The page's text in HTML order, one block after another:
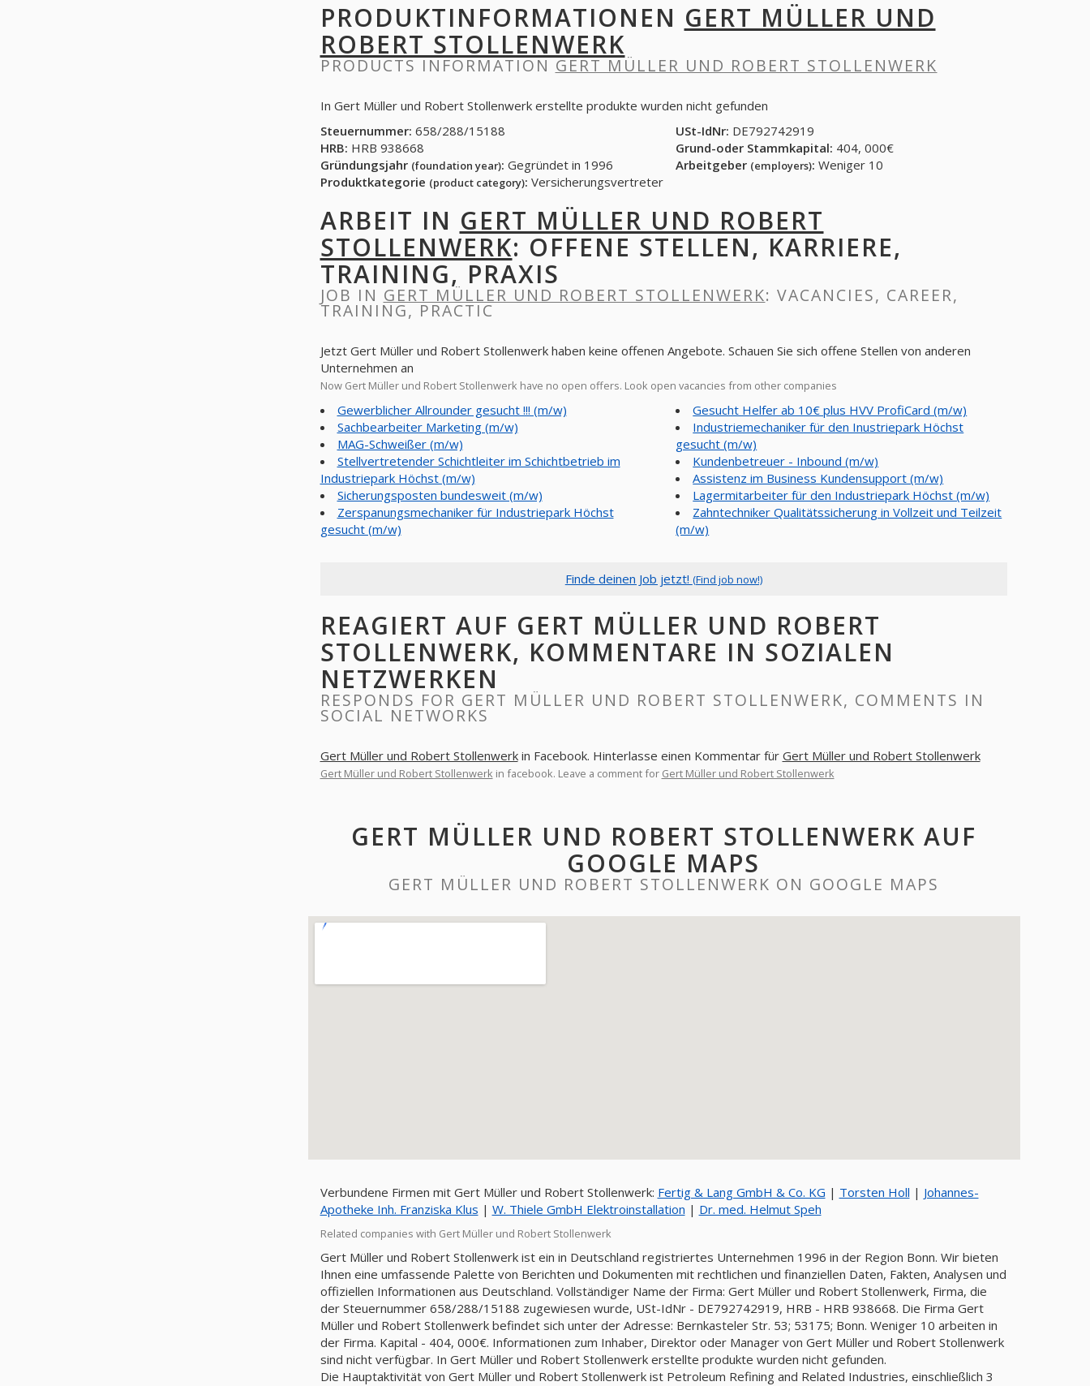
PRODUKTINFORMATIONEN GERT MÜLLER UND
ROBERT STOLLENWERK
PRODUCTS INFORMATION GERT MÜLLER UND ROBERT STOLLENWERK
In Gert Müller und Robert Stollenwerk erstellte produkte wurden nicht gefunden
Steuernummer: 658/288/15188 USt-IdNr: DE792742919
HRB: HRB 938668 Grund-oder Stammkapital: 404, 000€
Gründungsjahr (foundation year): Gegründet in 1996 Arbeitgeber (employers): Weniger 10
Produktkategorie (product category): Versicherungsvertreter
ARBEIT IN GERT MÜLLER UND ROBERT
STOLLENWERK: OFFENE STELLEN, KARRIERE,
TRAINING, PRAXIS
JOB IN GERT MÜLLER UND ROBERT STOLLENWERK: VACANCIES, CAREER,
TRAINING, PRACTIC
Jetzt Gert Müller und Robert Stollenwerk haben keine offenen Angebote. Schauen Sie sich offene Stellen von anderen
Unternehmen an
Now Gert Müller und Robert Stollenwerk have no open offers. Look open vacancies from other companies
Gewerblicher Allrounder gesucht !!! (m/w)
Sachbearbeiter Marketing (m/w)
MAG-Schweißer (m/w)
Stellvertretender Schichtleiter im Schichtbetrieb im
Industriepark Höchst (m/w)
Sicherungsposten bundesweit (m/w)
Zerspanungsmechaniker für Industriepark Höchst
gesucht (m/w)
Gesucht Helfer ab 10€ plus HVV ProfiCard (m/w)
Industriemechaniker für den Inustriepark Höchst
gesucht (m/w)
Kundenbetreuer - Inbound (m/w)
Assistenz im Business Kundensupport (m/w)
Lagermitarbeiter für den Industriepark Höchst (m/w)
Zahntechniker Qualitätssicherung in Vollzeit und Teilzeit
(m/w)
Finde deinen Job jetzt! (Find job now!)
REAGIERT AUF GERT MÜLLER UND ROBERT
STOLLENWERK, KOMMENTARE IN SOZIALEN
NETZWERKEN
RESPONDS FOR GERT MÜLLER UND ROBERT STOLLENWERK, COMMENTS IN
SOCIAL NETWORKS
Gert Müller und Robert Stollenwerkin Facebook. Hinterlasse einen Kommentar für Gert Müller und Robert Stollenwerk
Gert Müller und Robert Stollenwerk in facebook. Leave a comment for Gert Müller und Robert Stollenwerk
GERT MÜLLER UND ROBERT STOLLENWERK AUF
GOOGLE MAPS
GERT MÜLLER UND ROBERT STOLLENWERK ON GOOGLE MAPS
Verbundene Firmen mit Gert Müller und Robert Stollenwerk: Fertig & Lang GmbH & Co. KG | Torsten Holl | Johannes-
Apotheke Inh. Franziska Klus | W. Thiele GmbH Elektroinstallation | Dr. med. Helmut Speh
Related companies with Gert Müller und Robert Stollenwerk
Gert Müller und Robert Stollenwerk ist ein in Deutschland registriertes Unternehmen 1996 in der Region Bonn. Wir bieten
Ihnen eine umfassende Palette von Berichten und Dokumenten mit rechtlichen und finanziellen Daten, Fakten, Analysen und
offiziellen Informationen aus Deutschland. Vollständiger Name der Firma: Gert Müller und Robert Stollenwerk, Firma, die
der Steuernummer 658/288/15188 zugewiesen wurde, USt-IdNr - DE792742919, HRB - HRB 938668. Die Firma Gert
Müller und Robert Stollenwerk befindet sich unter der Adresse: Bernkasteler Str. 53; 53175; Bonn. Weniger 10 arbeiten in
der Firma. Kapital - 404, 000€. Informationen zum Inhaber, Direktor oder Manager von Gert Müller und Robert Stollenwerk
sind nicht verfügbar. In Gert Müller und Robert Stollenwerk erstellte produkte wurden nicht gefunden.
Die Hauptaktivität von Gert Müller und Robert Stollenwerk ist Petroleum Refining and Related Industries, einschließlich 3